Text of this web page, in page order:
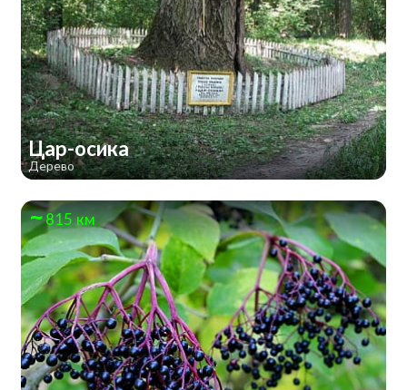
Цар-осика
Дерево
815 км